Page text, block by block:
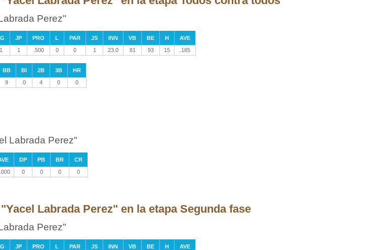
Perez"
JP PRO L PAR JS INN VB BE H
AVE
1 1 .500 0 0 1 23.0 81 93 15 .185
BB BI 2B 3B
HR
9 0 4 0 0
Labrada Perez"
DP PB BR
CR
0 0 0 0
Labrada Perez" en la etapa Segunda fase
Perez"
JP PRO L PAR JS INN VB BE H
AVE